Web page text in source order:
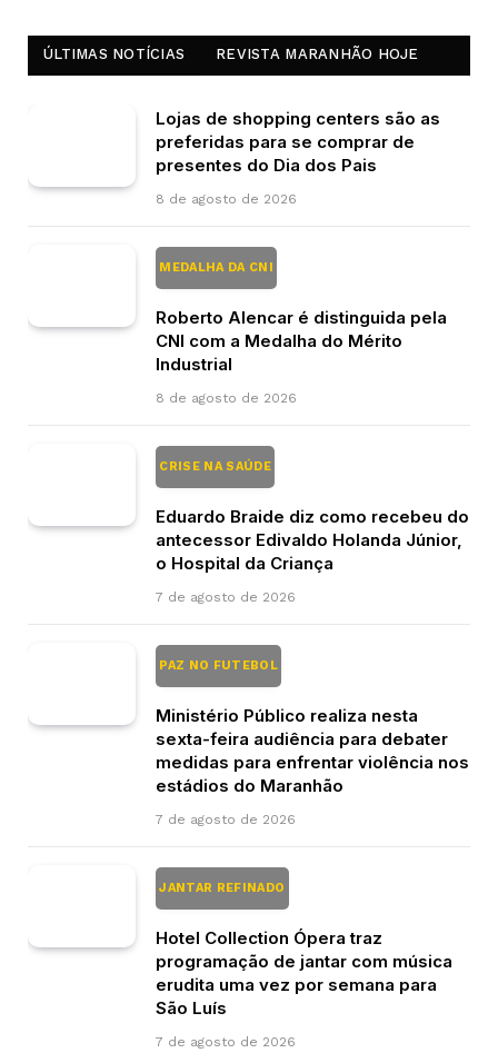
ÚLTIMAS NOTÍCIAS REVISTA MARANHÃO HOJE
Lojas de shopping centers são as
preferidas para se comprar de
presentes do Dia dos Pais
8 de agosto de 2026
MEDALHA DA CNI
Roberto Alencar é distinguida pela
CNI com a Medalha do Mérito
Industrial
8 de agosto de 2026
CRISE NA SAÚDE
Eduardo Braide diz como recebeu do
antecessor Edivaldo Holanda Júnior,
o Hospital da Criança
7 de agosto de 2026
PAZ NO FUTEBOL
Ministério Público realiza nesta
sexta-feira audiência para debater
medidas para enfrentar violência nos
estádios do Maranhão
7 de agosto de 2026
JANTAR REFINADO
Hotel Collection Ópera traz
programação de jantar com música
erudita uma vez por semana para
São Luís
7 de agosto de 2026